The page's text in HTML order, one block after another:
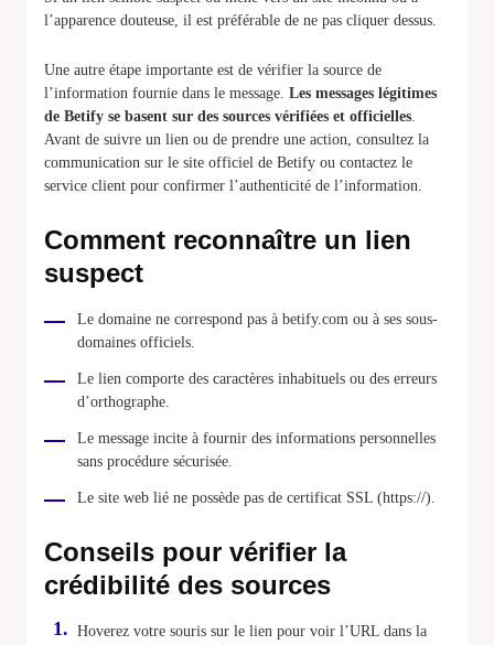
l’apparence douteuse, il est préférable de ne pas cliquer dessus.
Une autre étape importante est de vérifier la source de
l’information fournie dans le message. Les messages légitimes
de Betify se basent sur des sources vérifiées et officielles.
Avant de suivre un lien ou de prendre une action, consultez la
communication sur le site officiel de Betify ou contactez le
service client pour confirmer l’authenticité de l’information.
Comment reconnaître un lien
suspect
Le domaine ne correspond pas à betify.com ou à ses sous-
domaines officiels.
Le lien comporte des caractères inhabituels ou des erreurs
d’orthographe.
Le message incite à fournir des informations personnelles
sans procédure sécurisée.
Le site web lié ne possède pas de certificat SSL (https://).
Conseils pour vérifier la
crédibilité des sources
Hoverez votre souris sur le lien pour voir l’URL dans la